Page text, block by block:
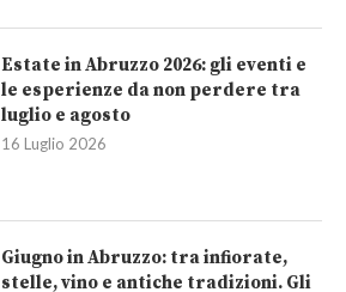
Estate in Abruzzo 2026: gli eventi e
le esperienze da non perdere tra
luglio e agosto
16 Luglio 2026
Giugno in Abruzzo: tra infiorate,
stelle, vino e antiche tradizioni. Gli